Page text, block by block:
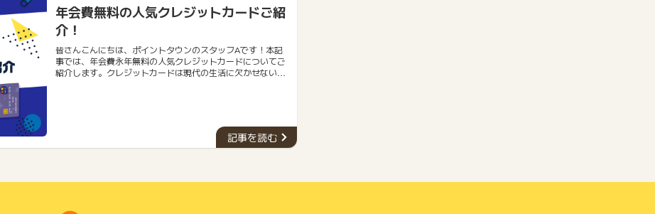
年会費無料の人気クレジットカードご紹
介！
皆さんこんにちは、ポイントタウンのスタッフAです！本記
事では、年会費永年無料の人気クレジットカードについてご
紹介します。クレジットカードは現代の生活に欠かせないツ
ビスを提供しながらも、年会費を一切支払う必要がありませ
ん。ぜひ、自分に合ったカードを見つけて、お得な生活を送
りましょう。
記事を読む